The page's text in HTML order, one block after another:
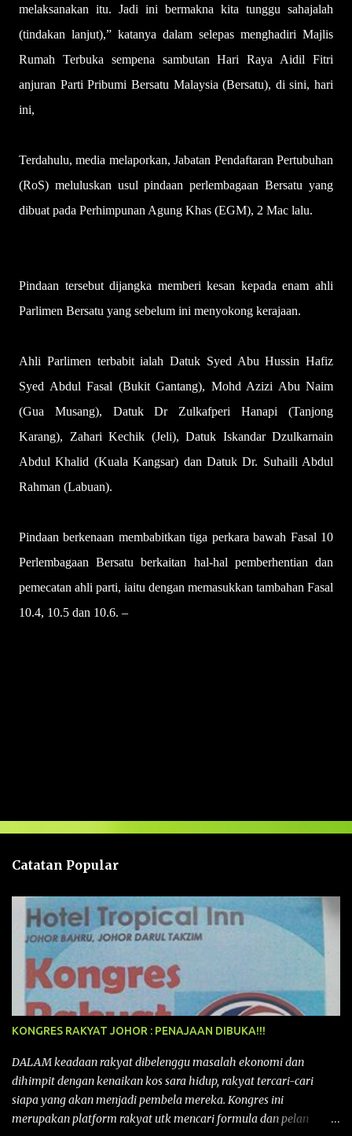
melaksanakan itu. Jadi ini bermakna kita tunggu sahajalah
(tindakan lanjut),” katanya dalam selepas menghadiri Majlis
Rumah Terbuka sempena sambutan Hari Raya Aidil Fitri
anjuran Parti Pribumi Bersatu Malaysia (Bersatu), di sini, hari
ini,
Terdahulu, media melaporkan, Jabatan Pendaftaran Pertubuhan
(RoS) meluluskan usul pindaan perlembagaan Bersatu yang
dibuat pada Perhimpunan Agung Khas (EGM), 2 Mac lalu.
Pindaan tersebut dijangka memberi kesan kepada enam ahli
Parlimen Bersatu yang sebelum ini menyokong kerajaan.
Ahli Parlimen terbabit ialah Datuk Syed Abu Hussin Hafiz
Syed Abdul Fasal (Bukit Gantang), Mohd Azizi Abu Naim
(Gua Musang), Datuk Dr Zulkafperi Hanapi (Tanjong
Karang), Zahari Kechik (Jeli), Datuk Iskandar Dzulkarnain
Abdul Khalid (Kuala Kangsar) dan Datuk Dr. Suhaili Abdul
Rahman (Labuan).
Pindaan berkenaan membabitkan tiga perkara bawah Fasal 10
Perlembagaan Bersatu berkaitan hal-hal pemberhentian dan
pemecatan ahli parti, iaitu dengan memasukkan tambahan Fasal
10.4, 10.5 dan 10.6. –
a
n
Catatan Popular
KONGRES RAKYAT JOHOR : PENAJAAN DIBUKA!!!
DALAM keadaan rakyat dibelenggu masalah ekonomi dan
dihimpit dengan kenaikan kos sara hidup, rakyat tercari-cari
siapa yang akan menjadi pembela mereka. Kongres ini
merupakan platform rakyat utk mencari formula dan pelan